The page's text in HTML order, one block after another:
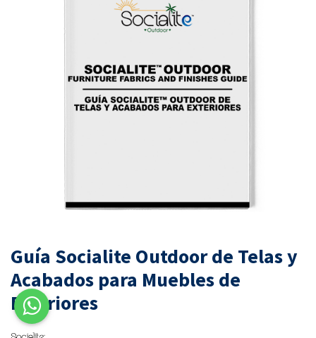
Guía Socialite Outdoor de Telas y
Acabados para Muebles de
Exteriores